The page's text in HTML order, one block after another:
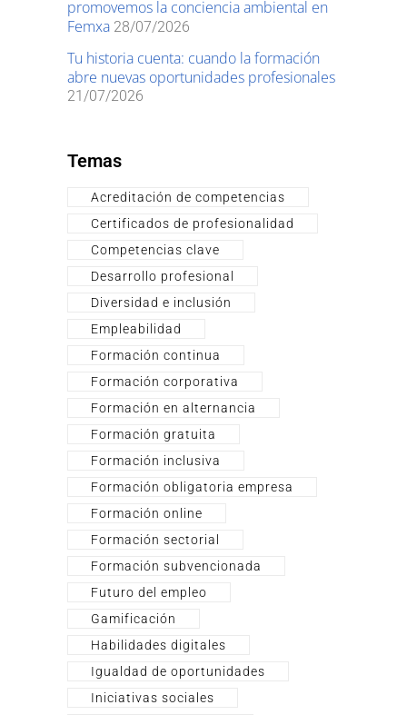
promovemos la conciencia ambiental en
Femxa 28/07/2026
Tu historia cuenta: cuando la formación
abre nuevas oportunidades profesionales
21/07/2026
Temas
Acreditación de competencias
Certificados de profesionalidad
Competencias clave
Desarrollo profesional
Diversidad e inclusión
Empleabilidad
Formación continua
Formación corporativa
Formación en alternancia
Formación gratuita
Formación inclusiva
Formación obligatoria empresa
Formación online
Formación sectorial
Formación subvencionada
Futuro del empleo
Gamificación
Habilidades digitales
Igualdad de oportunidades
Iniciativas sociales